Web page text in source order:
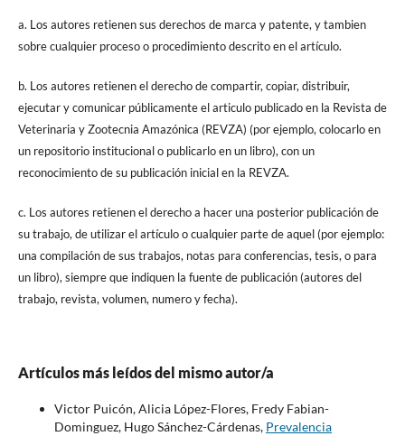
a. Los autores retienen sus derechos de marca y patente, y tambien
sobre cualquier proceso o procedimiento descrito en el artículo.
b. Los autores retienen el derecho de compartir, copiar, distribuir,
ejecutar y comunicar públicamente el articulo publicado en la Revista de
Veterinaria y Zootecnia Amazónica (REVZA) (por ejemplo, colocarlo en
un repositorio institucional o publicarlo en un libro), con un
reconocimiento de su publicación inicial en la REVZA.
c. Los autores retienen el derecho a hacer una posterior publicación de
su trabajo, de utilizar el artículo o cualquier parte de aquel (por ejemplo:
una compilación de sus trabajos, notas para conferencias, tesis, o para
un libro), siempre que indiquen la fuente de publicación (autores del
trabajo, revista, volumen, numero y fecha).
Artículos más leídos del mismo autor/a
Victor Puicón, Alicia López-Flores, Fredy Fabian-
Dominguez, Hugo Sánchez-Cárdenas, Prevalencia